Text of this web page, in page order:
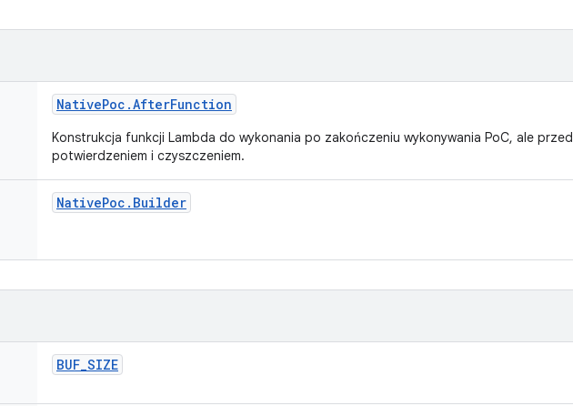
NativePoc .AfterFunction
Konstrukcja funkcji Lambda do wykonania po zakończeniu wykonywania PoC, ale przed
potwierdzeniem i czyszczeniem.
NativePoc . Builder
BUF_SIZE